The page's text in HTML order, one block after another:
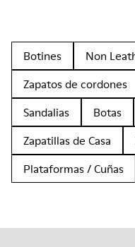
Botines Non
Zapatos de cordones
Sandalias
Botas
Zapatillas de Casa
Plataformas / Cuñas